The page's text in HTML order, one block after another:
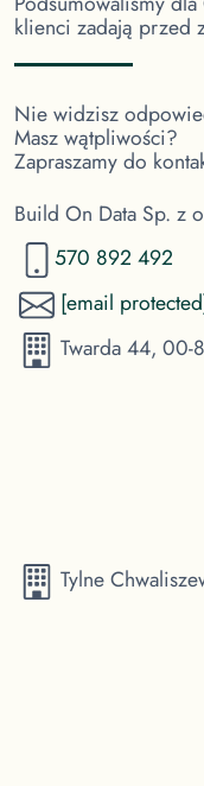
klienci zadają przed
Nie widzisz
Masz wątpliwości?
Zapraszamy do
Build On Data Sp. z
570 892 492
[email
Twarda 44, 00-
Tylne